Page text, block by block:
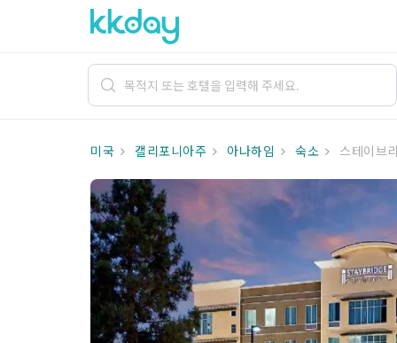
미국 캘리포니아주 아나하임 숙소 스테이브